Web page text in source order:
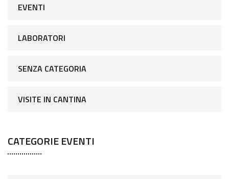
EVENTI
LABORATORI
SENZA CATEGORIA
VISITE IN CANTINA
CATEGORIE EVENTI